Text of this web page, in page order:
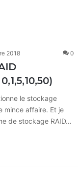
2018 0
le stockage
mince affaire. Et je
de stockage RAID…